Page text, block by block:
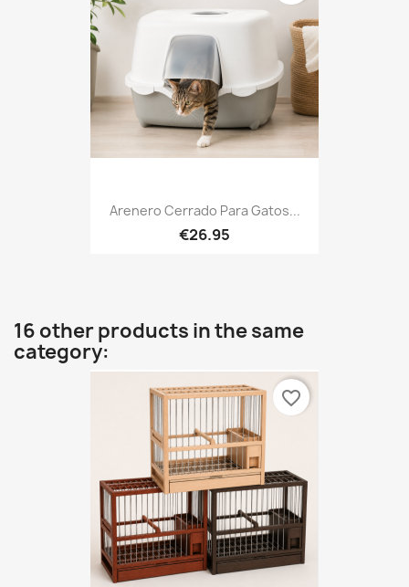
Arenero Cerrado Para Gatos...
€26.95
16 other products in the same
category:
favorite_border